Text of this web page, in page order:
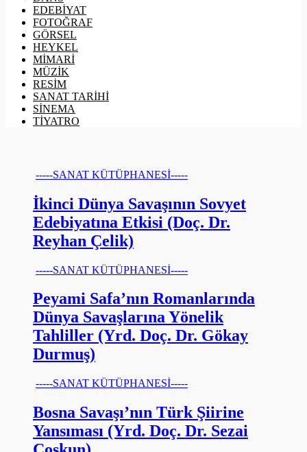
EDEBİYAT
FOTOĞRAF
GÖRSEL
HEYKEL
MİMARİ
MÜZİK
RESİM
SANAT TARİHİ
SİNEMA
TİYATRO
-----SANAT KÜTÜPHANESİ-----
İkinci Dünya Savaşının Sovyet
Edebiyatına Etkisi (Doç. Dr.
Reyhan Çelik)
-----SANAT KÜTÜPHANESİ-----
Peyami Safa’nın Romanlarında
Dünya Savaşlarına Yönelik
Tahliller (Yrd. Doç. Dr. Gökay
Durmuş)
-----SANAT KÜTÜPHANESİ-----
Bosna Savaşı’nın Türk Şiirine
Yansıması (Yrd. Doç. Dr. Sezai